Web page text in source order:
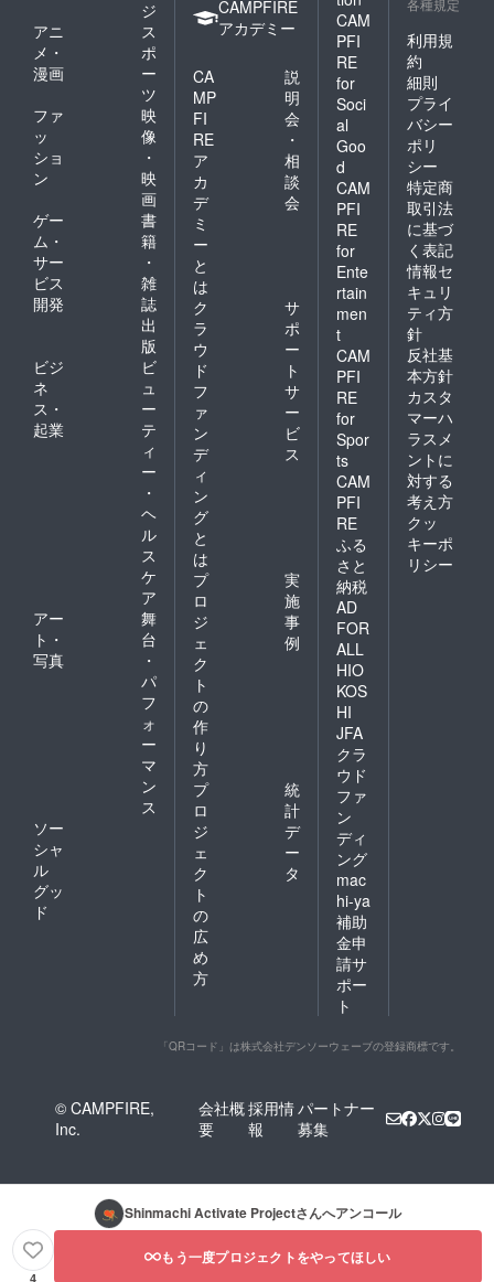
ジ
アニ
メ・
漫画
ス
ポ
ー
ツ
ファ
ッ
ショ
ン
映
像
・
映
画
ゲー
ム・
サー
ビス
開発
書
籍
・
雑
誌
出
版
ビジ
ネ
ス・
起業
ビ
ュ
ー
テ
ィ
ー
・
ヘ
ル
ス
ケ
ア
アー
ト・
写真
舞
台
・
パ
フ
ォ
ー
マ
ン
ス
ソー
シャ
ル
グッ
ド
CAMPFIRE
アカデミー
CA
MP
FI
RE
ア
カ
デ
ミ
ー
と
は
説
明
会
・
相
談
会
ク
ラ
ウ
ド
フ
ァ
ン
デ
ィ
ン
グ
と
は
サ
ポ
ー
ト
サ
ー
ビ
ス
プ
ロ
ジ
ェ
ク
ト
の
作
り
方
実
施
事
例
プ
ロ
ジ
ェ
ク
ト
の
広
め
方
統
計
デ
ー
タ
CAM
PFI
RE
for
Soci
al
Goo
d
CAM
PFI
RE
for
Ente
rtain
men
t
CAM
PFI
RE
for
Spor
ts
CAM
PFI
RE
ふる
さと
納税
AD
FOR
ALL
HIO
KOS
HI
JFA
クラ
ウド
ファ
ン
ディ
ング
mac
hi-ya
補助
金申
請サ
ポー
ト
利用規
約
細則
プライ
バシー
ポリ
シー
特定商
取引法
に基づ
く表記
情報セ
キュリ
ティ方
針
反社基
本方針
カスタ
マーハ
ラスメ
ントに
対する
考え方
クッ
キーポ
リシー
「QRコード」は株式会社デンソーウェーブの登録商標です。
© CAMPFIRE,
Inc.
会社概
要
採用情
報
パートナー
募集
Shinmachi Activate Projectさんへアンコール
4
もう一度プロジェクトをやってほしい